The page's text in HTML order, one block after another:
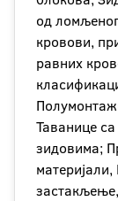
од
кровови,
равних
Таванице
зидовима;